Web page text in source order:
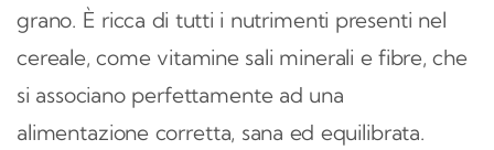
grano. È ricca di tutti i nutrimenti presenti nel
cereale, come vitamine sali minerali e fibre, che
si associano perfettamente ad una
alimentazione corretta, sana ed equilibrata.